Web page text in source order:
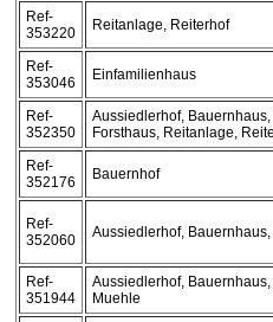
Ref-
353220
Reitanlage, Reiterhof
Ref-
353046
Einfamilienhaus
Ref-
352350
Aussiedlerhof,
Forsthaus, Reitanlage,
Ref-
352176
Bauernhof
Ref-
352060
Aussiedlerhof,
Ref-
351944
Aussiedlerhof,
Muehle